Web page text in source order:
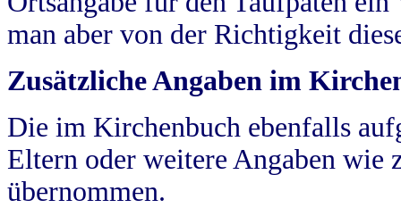
man aber von der Richtigkeit
Zusätzliche Angaben im
Die im Kirchenbuch ebenfalls
Eltern oder weitere Angaben wie
übernommen.